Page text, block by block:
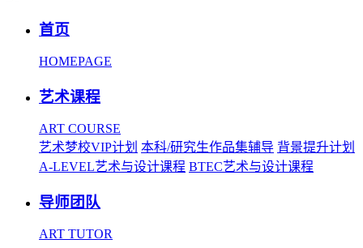
首页
HOMEPAGE
艺术课程
ART COURSE
艺术梦校VIP计划 本科/研究生作品集辅导 背景提升计划
A-LEVEL艺术与设计课程 BTEC艺术与设计课程
导师团队
ART TUTOR